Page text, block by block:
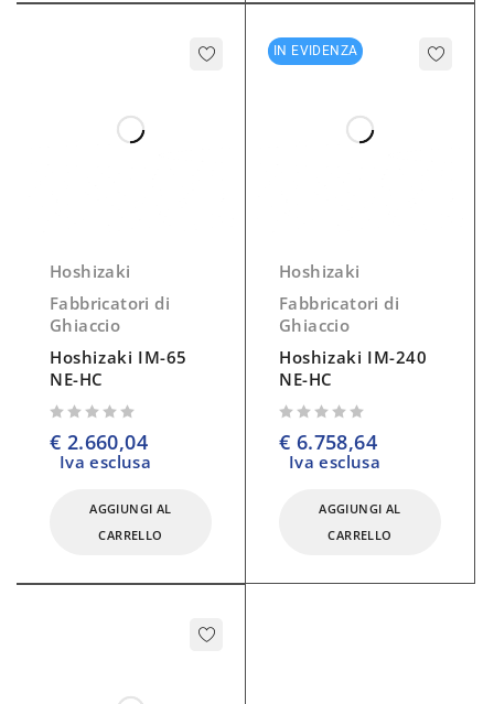
Hoshizaki
Fabbricatori di
Ghiaccio
Hoshizaki IM-65
NE-HC
€ 2.660,04
Iva esclusa
AGGIUNGI AL
CARRELLO
IN EVIDENZA
Hoshizaki
Fabbricatori di
Ghiaccio
Hoshizaki IM-240
NE-HC
€ 6.758,64
Iva esclusa
AGGIUNGI AL
CARRELLO